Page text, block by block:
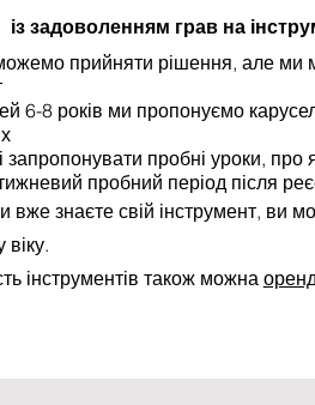
із задоволенням грав на
прийняти рішення, але ми
6-8 років ми пропонуємо
запропонувати пробні уроки, про
пробний період після
вже знаєте свій інструмент, ви
інструментів також можна